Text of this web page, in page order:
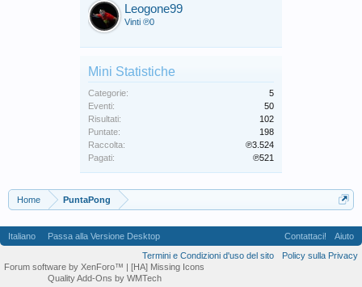
Leogone99
Vinti ℗0
Mini Statistiche
Categorie:
5
Eventi:
50
Risultati:
102
Puntate:
198
Raccolta:
℗3.524
Pagati:
℗521
Home PuntaPong
Italiano Passa alla Versione Desktop Contattaci!
Aiuto
Termini e Condizioni d'uso del sito
Policy sulla Privacy
Forum software by XenForo™ | [HA] Missing Icons
Quality Add-Ons by WMTech